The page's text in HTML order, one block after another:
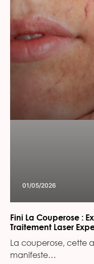
01/05/2026
Fini La Couperose :
Traitement Laser
La couperose, cette
manifeste…